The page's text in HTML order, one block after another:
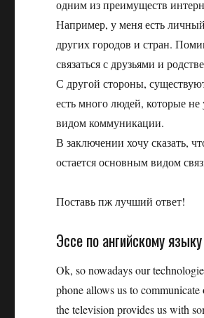
одним из преимуществ
Например, у меня есть
других городов и стран.
связаться с друзьями и
С другой стороны,
есть много людей, которые
видом коммуникации.
В заключении хочу сказать,
остается основным видом
Поставь пж лучший ответ!
Эссе по ангийскому
Ok, so nowadays our
phone allows us to
the television provides us with